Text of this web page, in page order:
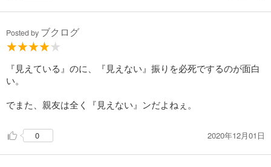
Posted by ブクログ
『見えている』のに、『見えない』振りを必死でするのが面白
い。
でまた、親友は全く『見えない』ンだよねぇ。
0 2020年12月01日